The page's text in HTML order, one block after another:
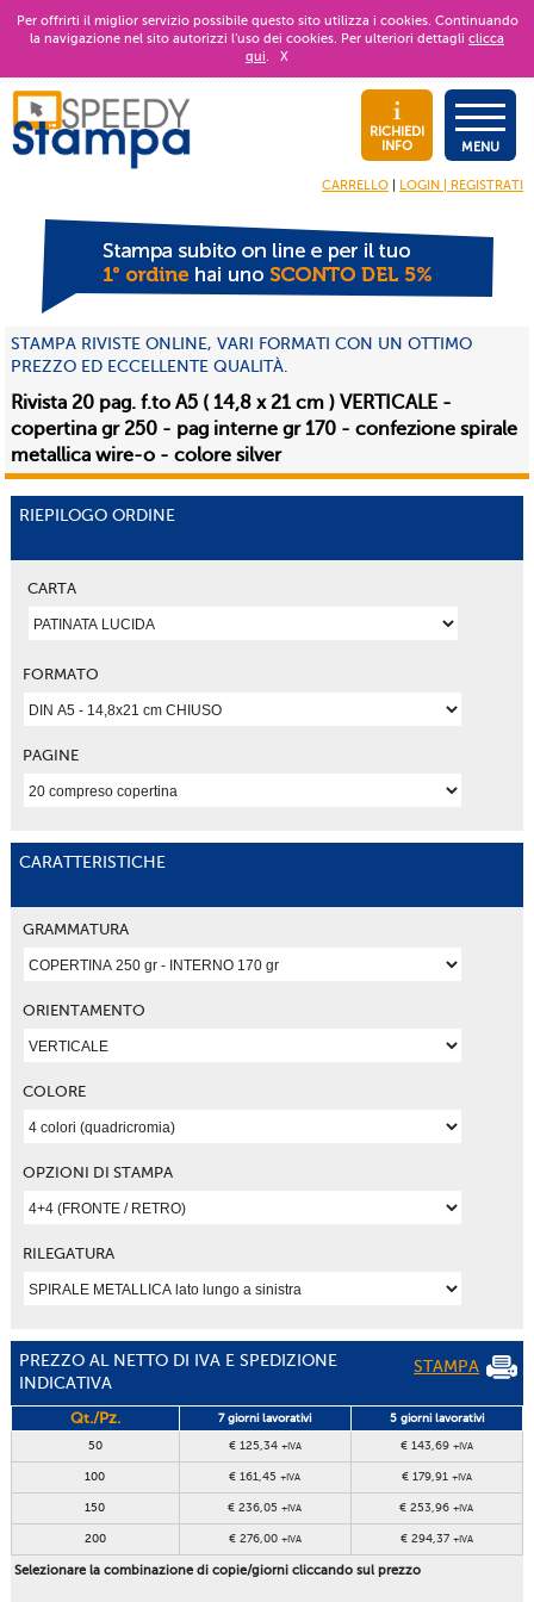
Per offrirti il miglior servizio possibile questo sito utilizza i cookies. Continuando
la navigazione nel sito autorizzi l’uso dei cookies. Per ulteriori dettagli clicca
qui. X
RICHIEDI
INFO
MENU
CARRELLO LOGIN | REGISTRATI
STAMPA RIVISTE ONLINE, VARI FORMATI CON UN OTTIMO
PREZZO ED ECCELLENTE QUALITÀ.
Rivista 20 pag. f.to A5 ( 14,8 x 21 cm ) VERTICALE -
copertina gr 250 - pag interne gr 170 - confezione spirale
metallica wire-o - colore silver
RIEPILOGO ORDINE
CARTA
FORMATO
PAGINE
CARATTERISTICHE
GRAMMATURA
ORIENTAMENTO
COLORE
OPZIONI DI STAMPA
RILEGATURA
PREZZO AL NETTO DI IVA E SPEDIZIONE
INDICATIVA
STAMPA
Qt./Pz. 7 giorni lavorativi 5 giorni lavorativi
50 € 125,34 +IVA € 143,69 +IVA
100 € 161,45+IVA € 179,91 +IVA
150 € 236,05+IVA € 253,96+IVA
200 € 276,00 +IVA € 294,37 +IVA
Selezionare la combinazione di copie/giorni cliccando sul prezzo